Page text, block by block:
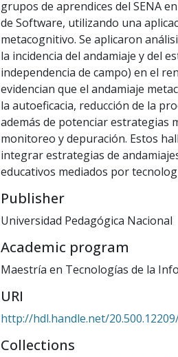
grupos de aprendices del SENA
de Software, utilizando una
metacognitivo. Se aplicaron
la incidencia del andamiaje y del
independencia de campo) en el
evidencian que el andamiaje
la autoeficacia, reducción de la
además de potenciar estrategias
monitoreo y depuración. Estos
integrar estrategias de
educativos mediados por
Publisher
Universidad Pedagógica Nacional
Academic program
Maestría en Tecnologías de la
URI
http://hdl.handle.net/
Collections